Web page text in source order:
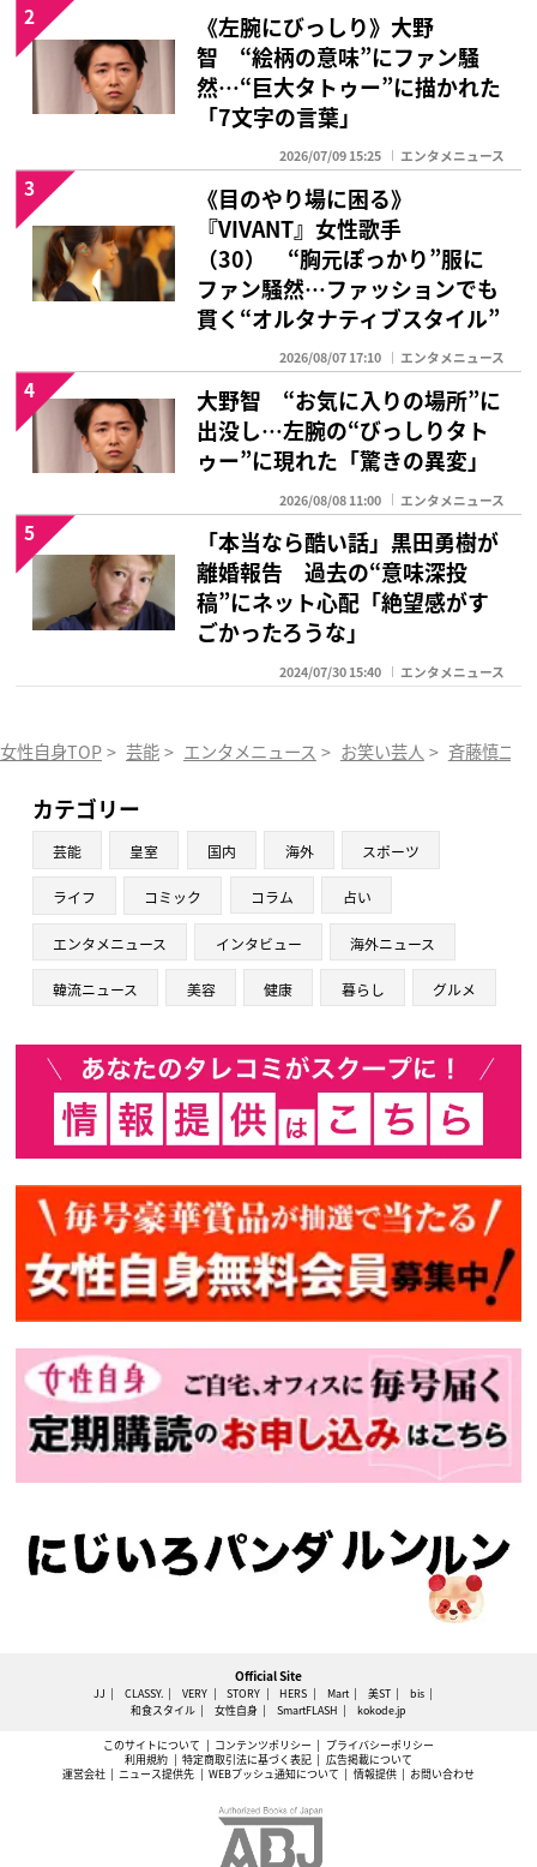
《左腕にびっしり》大野
智 “絵柄の意味”にファン騒
然…“巨大タトゥー”に描かれた
「7文字の言葉」
2026/07/09 15:25 エンタメニュース
2
《目のやり場に困る》
『VIVANT』女性歌手
（30） “胸元ぽっかり”服に
ファン騒然…ファッションでも
貫く“オルタナティブスタイル”
2026/08/07 17:10 エンタメニュース
3
大野智 “お気に入りの場所”に
出没し…左腕の“びっしりタト
ゥー”に現れた「驚きの異変」
2026/08/08 11:00 エンタメニュース
4
「本当なら酷い話」黒田勇樹が
離婚報告 過去の“意味深投
稿”にネット心配「絶望感がす
ごかったろうな」
2024/07/30 15:40 エンタメニュース
5
女性自身TOP > 芸能 > エンタメニュース > お笑い芸人 > 斉藤慎二
カテゴリー
芸能 皇室 国内 海外 スポーツ
ライフ コミック コラム 占い
エンタメニュース インタビュー 海外ニュース
韓流ニュース 美容 健康 暮らし グルメ
Official Site
JJ CLASSY. VERY STORY HERS Mart 美ST
bis
和食スタイル
女性自身 SmartFLASH kokode.jp
このサイトについて コンテンツポリシー
プライバシーポリシー
利用規約
特定商取引法に基づく表記
広告掲載について
運営会社
ニュース提供先 WEBプッシュ通知について 情報提供 お問い合わせ